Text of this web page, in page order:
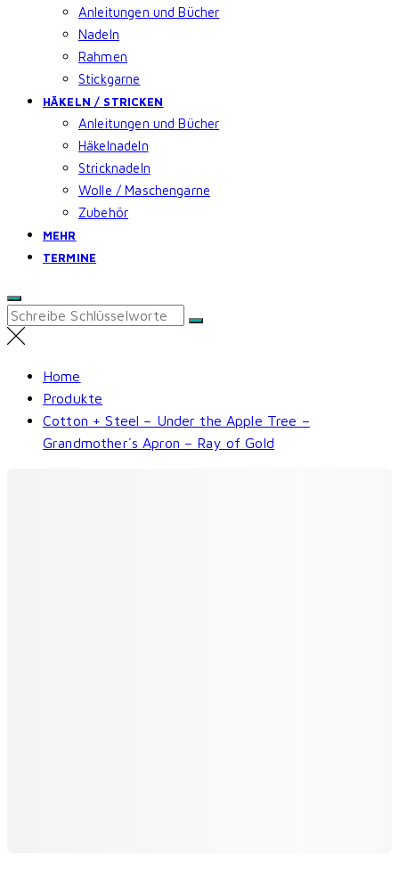
Anleitungen und Bücher
Nadeln
Rahmen
Stickgarne
HÄKELN / STRICKEN
Anleitungen und Bücher
Häkelnadeln
Stricknadeln
Wolle / Maschengarne
Zubehör
MEHR
TERMINE
Search
for:
Home
Produkte
Cotton + Steel – Under the Apple Tree –
Grandmother´s Apron – Ray of Gold